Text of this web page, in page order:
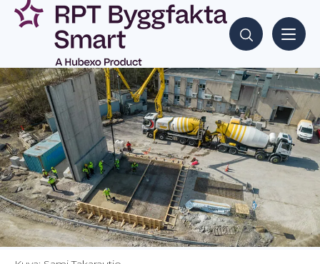
Siirry
sisältöön
Hae sisältöjä